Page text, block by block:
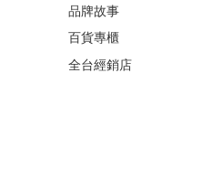
品牌故事
百貨專櫃
全台經銷店